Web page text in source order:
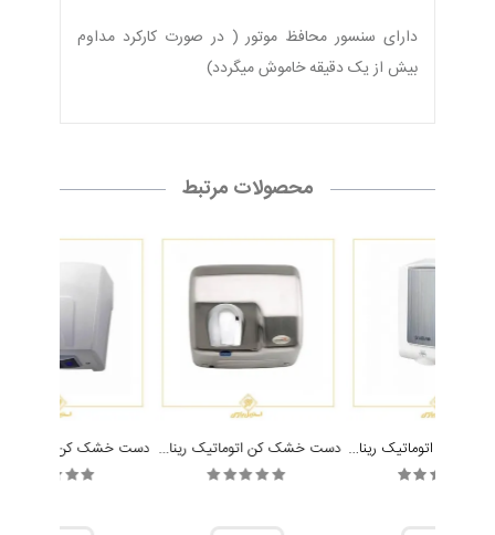
دارای سنسور محافظ موتور ( در صورت کارکرد مداوم
بیش از یک دقیقه خاموش میگردد)
محصولات مرتبط
دست خشک کن اتوماتیک رینا Reena مدل VTC-285 دست خشک کن اتوماتیک رینا Reena مدل VTC-2500B